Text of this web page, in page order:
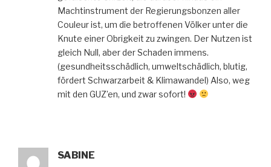
Machtinstrument der Regierungsbonzen aller
Couleur ist, um die betroffenen Völker unter die
Knute einer Obrigkeit zu zwingen. Der Nutzen ist
gleich Null, aber der Schaden immens.
(gesundheitsschädlich, umweltschädlich, blutig,
fördert Schwarzarbeit & Klimawandel) Also, weg
mit den GUZ’en, und zwar sofort!
SABINE